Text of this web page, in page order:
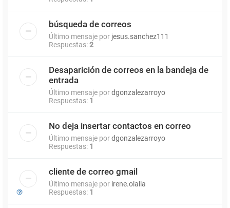
búsqueda de correos
Último mensaje por jesus.sanchez111
Respuestas:2
Desaparición de correos en la bandeja de
entrada
Último mensaje pordgonzalezarroyo
Respuestas: 1
No deja insertar contactos en correo
Último mensaje pordgonzalezarroyo
Respuestas: 1
cliente de correo gmail
Último mensaje por irene.olalla
Respuestas: 1